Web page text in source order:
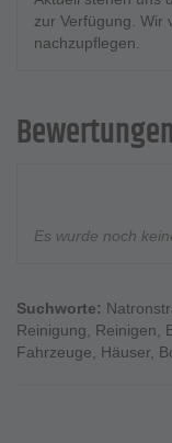
zur Verfügung. Wir
nachzupflegen.
Bewertungen
Es wurde noch
Suchworte:
Reinigung, Reinigen,
Fahrzeuge, Häuser,